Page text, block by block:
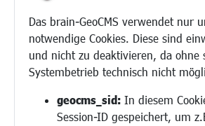
Das brain-GeoCMS verwendet nur
notwendige Cookies. Diese sind
und nicht zu deaktivieren, da ohne
Systembetrieb technisch nicht
geocms_sid: In diesem
Session-ID gespeichert, um
Schule
Migration und Zusammenleben
Demokratie leben
Ukrainehilfe